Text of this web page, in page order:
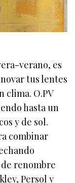
verano, es
tus lentes
clima. O.PV
hasta un
y de sol.
combinar
renombre
Persol y